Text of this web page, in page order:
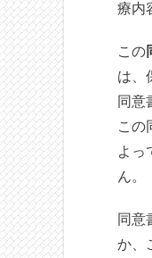
療内
この
は、
同意
この
よっ
ん。
同意
か、